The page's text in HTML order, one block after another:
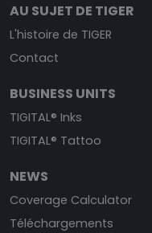
AU SUJET DE TIGER
L'histoire de TIGER
Contact
BUSINESS UNITS
TIGITAL® Inks
TIGITAL® Tattoo
NEWS
Coverage Calculator
Téléchargements